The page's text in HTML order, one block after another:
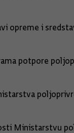
opreme i
potpore
Ministarstvu